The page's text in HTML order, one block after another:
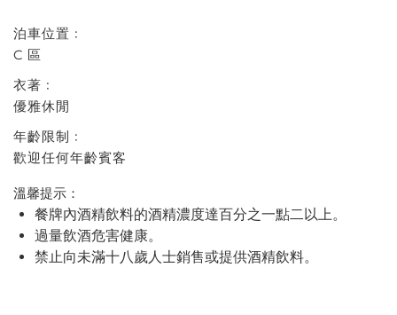
泊車位置﹕
C 區
衣著﹕
優雅休閒
年齡限制﹕
歡迎任何年齡賓客
溫馨提示：
餐牌內酒精飲料的酒精濃度達百分之一點二以上。
過量飲酒危害健康。
禁止向未滿十八歲人士銷售或提供酒精飲料。